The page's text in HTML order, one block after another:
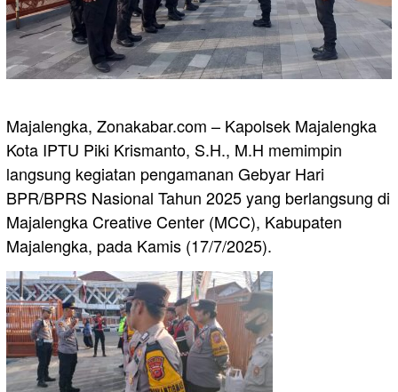
Majalengka, Zonakabar.com – Kapolsek Majalengka
Kota IPTU Piki Krismanto, S.H., M.H memimpin
langsung kegiatan pengamanan Gebyar Hari
BPR/BPRS Nasional Tahun 2025 yang berlangsung di
Majalengka Creative Center (MCC), Kabupaten
Majalengka, pada Kamis (17/7/2025).